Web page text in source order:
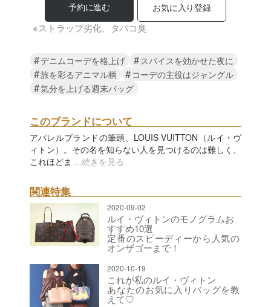
予約に進む お気に入り登録
※ストラップ劣化、タバコ臭
#デニムコーデを格上げ #スパイスを効かせた夜に
#旅を彩るアニマル柄 # コーデの主役はジャングル
#気分を上げる週末バッグ
このブランドについて
アパレルブランドの筆頭、LOUIS VUITTON（ルイ・ヴ
ィトン）。その名を知らない人を見つけるのは難しく、
これほどま ...続きを見る
関連特集
2020-09-02
ルイ・ヴィトンのモノグラムお
すすめ10選
定番のスピーディーから人気の
オンザゴーまで！
2020-10-19
これが私のルイ・ヴィトン
あなたのお気に入りバッグを教
えて♡